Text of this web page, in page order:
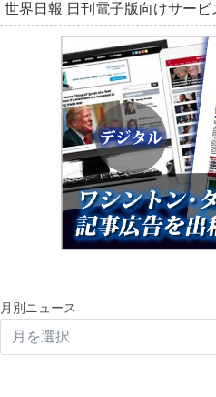
世界日報 日刊電子版向けサービ
月別ニュース